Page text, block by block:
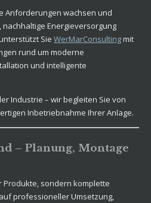
Anforderungen wachsen und
nachhaltige Energieversorgung
Sie WerMarConsultingmit
rund um moderne
und intelligente
Industrie – wir begleiten Sie von
Inbetriebnahme Ihrer Anlage.
– Planung, Montage
Produkte, sondern komplette
professioneller Umsetzung,